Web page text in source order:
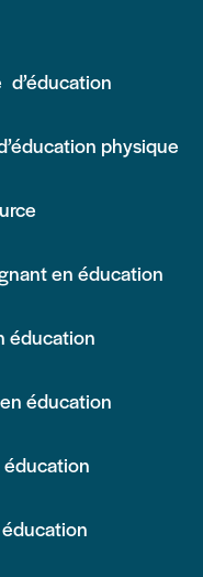
d’éducation
physique
en éducation
éducation
éducation
éducation